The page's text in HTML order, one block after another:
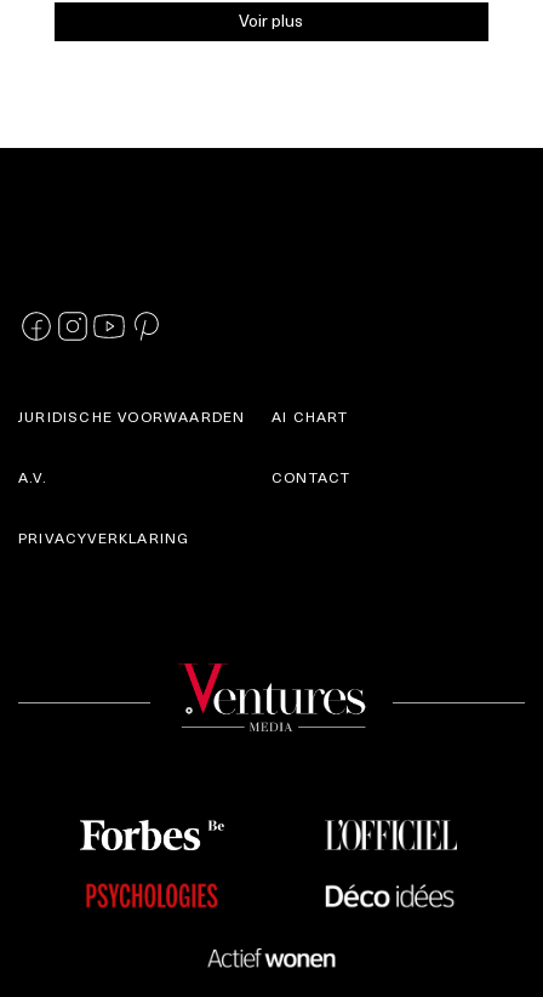
Voir plus
JURIDISCHE VOORWAARDEN
A.V.
AI CHART
CONTACT
PRIVACYVERKLARING